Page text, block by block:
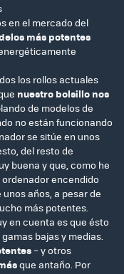
en el mercado del
más potentes
los rollos actuales
nuestro bolsillo nos
de modelos de
no están funcionando
se sitúe en unos
del resto de
buena y que, como he
encendido
años, a pesar de
más potentes.
en cuenta es que ésto
bajas y medias.
– y otros
que antaño. Por